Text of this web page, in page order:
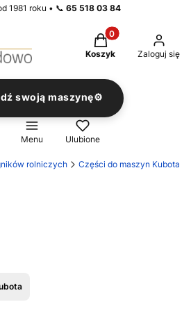
1981 roku • 📞 65 518 03 84
Produkty w
Koszyk Zaloguj się
swoją maszynę⚙️
wyszukiwarkę
Menu Ulubione
rolniczych Części do maszyn Kubota